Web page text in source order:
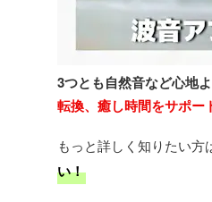
3つとも自然音など心地
転換、癒し時間をサポー
もっと詳しく知りたい方
い！